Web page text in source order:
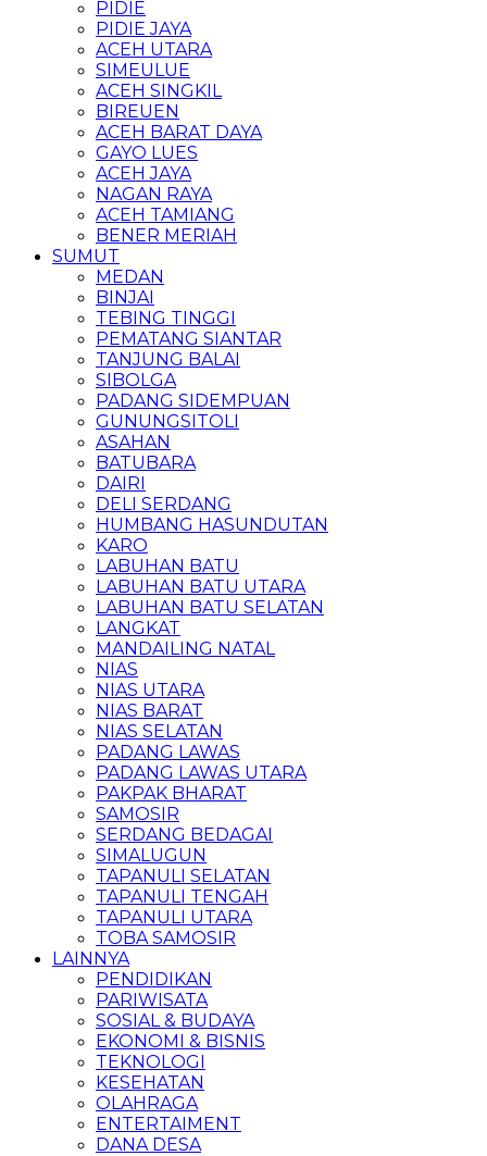
PIDIE
PIDIE JAYA
ACEH UTARA
SIMEULUE
ACEH SINGKIL
BIREUEN
ACEH BARAT DAYA
GAYO LUES
ACEH JAYA
NAGAN RAYA
ACEH TAMIANG
BENER MERIAH
SUMUT
MEDAN
BINJAI
TEBING TINGGI
PEMATANG SIANTAR
TANJUNG BALAI
SIBOLGA
PADANG SIDEMPUAN
GUNUNGSITOLI
ASAHAN
BATUBARA
DAIRI
DELI SERDANG
HUMBANG HASUNDUTAN
KARO
LABUHAN BATU
LABUHAN BATU UTARA
LABUHAN BATU SELATAN
LANGKAT
MANDAILING NATAL
NIAS
NIAS UTARA
NIAS BARAT
NIAS SELATAN
PADANG LAWAS
PADANG LAWAS UTARA
PAKPAK BHARAT
SAMOSIR
SERDANG BEDAGAI
SIMALUGUN
TAPANULI SELATAN
TAPANULI TENGAH
TAPANULI UTARA
TOBA SAMOSIR
LAINNYA
PENDIDIKAN
PARIWISATA
SOSIAL & BUDAYA
EKONOMI & BISNIS
TEKNOLOGI
KESEHATAN
OLAHRAGA
ENTERTAIMENT
DANA DESA